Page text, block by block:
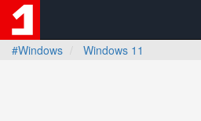
#Windows
Windows 11